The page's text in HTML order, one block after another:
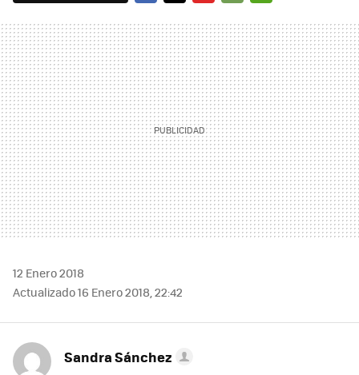
MAIL
12 Enero 2018
Actualizado 16 Enero 2018, 22:42
Sandra Sánchez